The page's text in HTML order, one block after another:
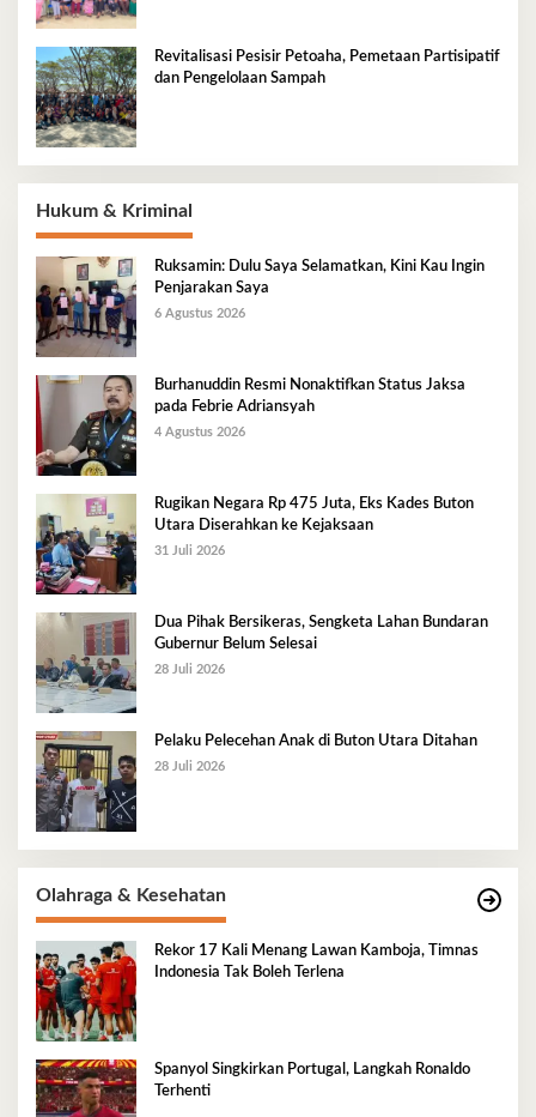
Revitalisasi Pesisir Petoaha, Pemetaan Partisipatif
dan Pengelolaan Sampah
Hukum & Kriminal
Ruksamin: Dulu Saya Selamatkan, Kini Kau Ingin
Penjarakan Saya
6 Agustus 2026
Burhanuddin Resmi Nonaktifkan Status Jaksa
pada Febrie Adriansyah
4 Agustus 2026
Rugikan Negara Rp 475 Juta, Eks Kades Buton
Utara Diserahkan ke Kejaksaan
31 Juli 2026
Dua Pihak Bersikeras, Sengketa Lahan Bundaran
Gubernur Belum Selesai
28 Juli 2026
Pelaku Pelecehan Anak di Buton Utara Ditahan
28 Juli 2026
Olahraga & Kesehatan
Rekor 17 Kali Menang Lawan Kamboja, Timnas
Indonesia Tak Boleh Terlena
Spanyol Singkirkan Portugal, Langkah Ronaldo
Terhenti